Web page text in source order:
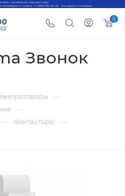
0
Звонок
—
—
— Контакторы —